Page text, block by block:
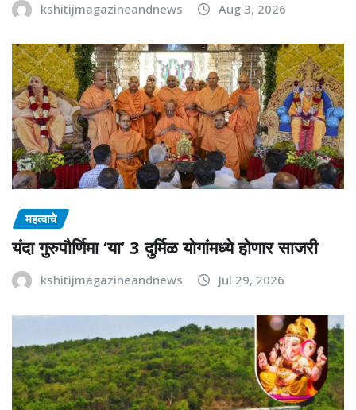
kshitijmagazineandnews Aug 3, 2026
महत्वाचे
यंदा गुरुपौर्णिमा ‘या’ 3 दुर्मिळ योगांमध्ये होणार साजरी
kshitijmagazineandnews Jul 29, 2026